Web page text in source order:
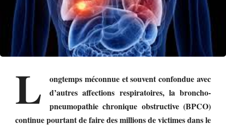
L
ongtemps méconnue et souvent confondue avec
d’autres affections respiratoires, la broncho-
pneumopathie chronique obstructive (BPCO)
continue pourtant de faire des millions de victimes dans le